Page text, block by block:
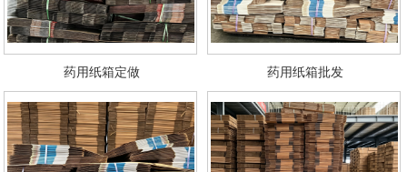
药用纸箱定做 药用纸箱批发